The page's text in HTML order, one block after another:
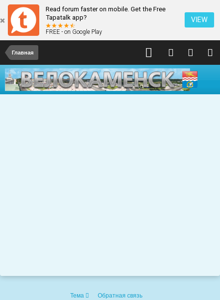
Read forum faster on mobile. Get the Free
Tapatalk app?
FREE - on Google Play
VIEW
Главная
Тема
Обратная связь